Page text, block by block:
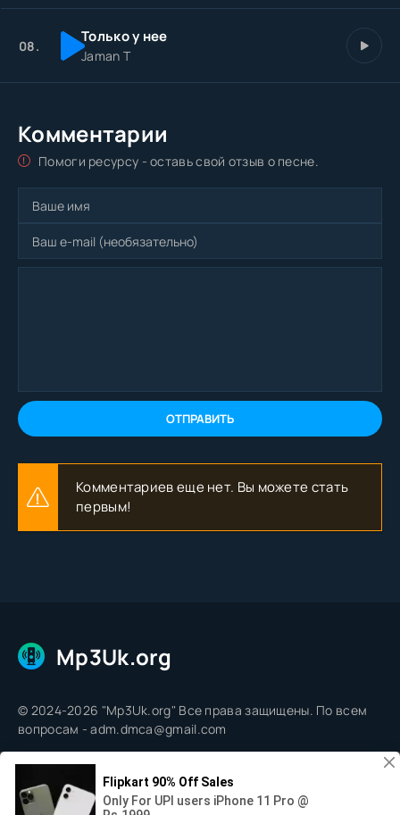
08. Только у нее
Jaman T
Комментарии
Помоги ресурсу - оставь свой отзыв о песне.
ОТПРАВИТЬ
Комментариев еще нет. Вы можете стать
первым!
Mp3Uk.org
© 2024-2026 "Mp3Uk.org" Все права защищены. По всем
вопросам - adm.dmca@gmail.com